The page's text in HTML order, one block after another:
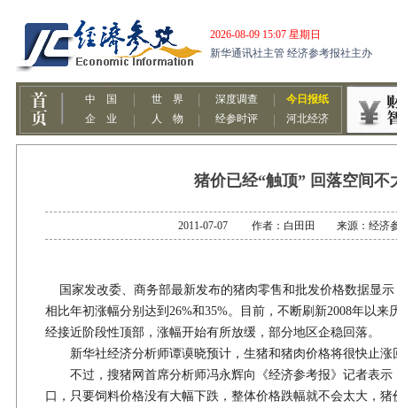
猪价已经“触顶” 回落空间不
2011-07-07 作者：白田田 来源：经济
国家发改委、商务部最新发布的猪肉零售和批发价格数据显
相比年初涨幅分别达到26%和35%。目前，不断刷新2008年以来
经接近阶段性顶部，涨幅开始有所放缓，部分地区企稳回落。
新华社经济分析师谭谟晓预计，生猪和猪肉价格将很快止涨
不过，搜猪网首席分析师冯永辉向《经济参考报》记者表示
口，只要饲料价格没有大幅下跌，整体价格跌幅就不会太大，